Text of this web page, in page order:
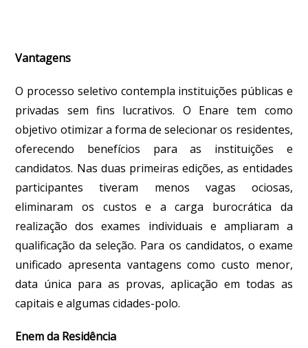
Vantagens
O processo seletivo contempla instituições públicas e
privadas sem fins lucrativos. O Enare tem como
objetivo otimizar a forma de selecionar os residentes,
oferecendo benefícios para as instituições e
candidatos. Nas duas primeiras edições, as entidades
participantes tiveram menos vagas ociosas,
eliminaram os custos e a carga burocrática da
realização dos exames individuais e ampliaram a
qualificação da seleção. Para os candidatos, o exame
unificado apresenta vantagens como custo menor,
data única para as provas, aplicação em todas as
capitais e algumas cidades-polo.
Enem da Residência